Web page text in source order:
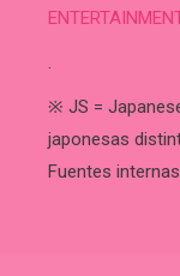
.
※ JS =
japonesas
Fuentes